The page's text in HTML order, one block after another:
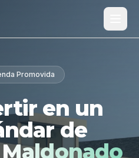
Promovida
en un
de
Maldonado